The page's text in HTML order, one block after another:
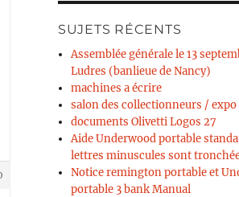
SUJETS RÉCENTS
Assemblée générale le 13
Ludres (banlieue de Nancy)
machines a écrire
salon des collectionneurs / expo
documents Olivetti Logos 27
Aide Underwood portable
lettres minuscules sont
Notice remington portable et
portable 3 bank Manual